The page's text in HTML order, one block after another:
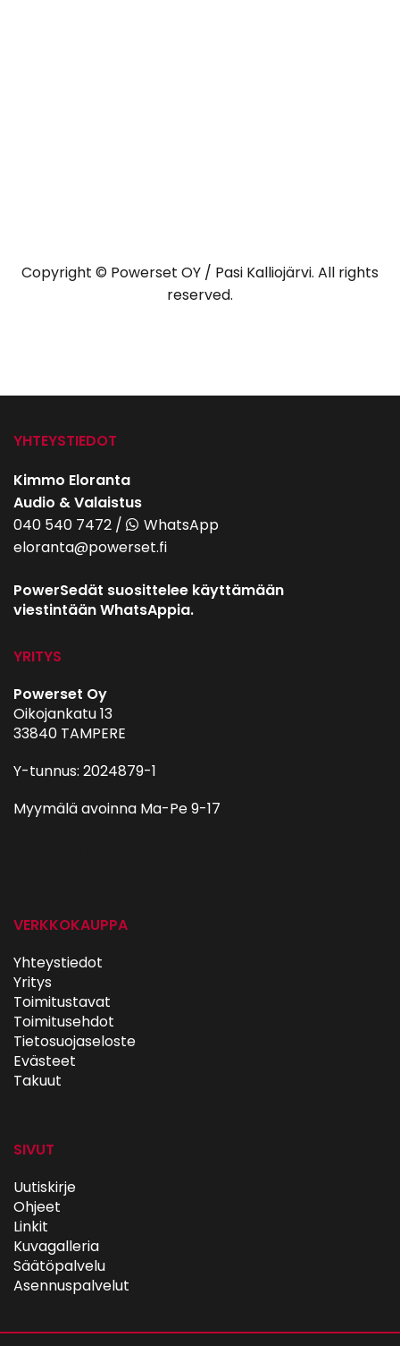
Copyright © Powerset OY / Pasi Kalliojärvi. All rights
reserved.
YHTEYSTIEDOT
Kimmo Eloranta
Audio & Valaistus
040 540 7472 /
WhatsApp
eloranta@powerset.fi
PowerSedät suosittelee käyttämään
viestintään WhatsAppia.
YRITYS
Powerset Oy
Oikojankatu 13
33840 TAMPERE
Y-tunnus: 2024879-1
Myymälä avoinna Ma-Pe 9-17
VERKKOKAUPPA
Yhteystiedot
Yritys
Toimitustavat
Toimitusehdot
Tietosuojaseloste
Evästeet
Takuut
SIVUT
Uutiskirje
Ohjeet
Linkit
Kuvagalleria
Säätöpalvelu
Asennuspalvelut